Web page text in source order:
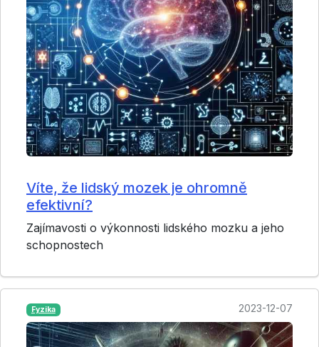
Víte, že lidský mozek je ohromně
efektivní?
Zajímavosti o výkonnosti lidského mozku a jeho
schopnostech
Fyzika 2023-12-07